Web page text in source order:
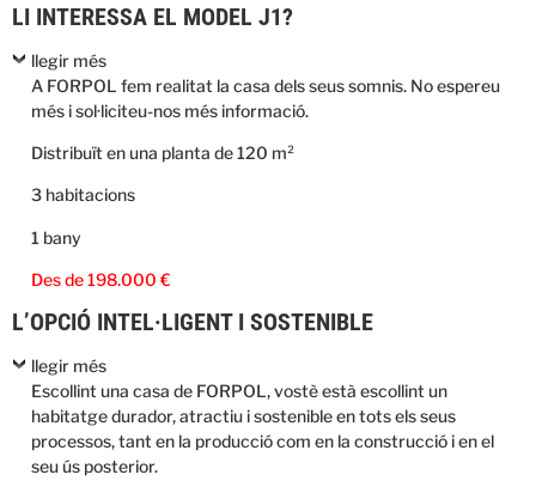
LI INTERESSA EL MODEL J1?
llegir més
A FORPOL fem realitat la casa dels seus somnis. No espereu
més i sol·liciteu-nos més informació.
Distribuït en una planta de 120 m²
3 habitacions
1 bany
Des de 198.000 €
L’OPCIÓ INTEL·LIGENT I SOSTENIBLE
llegir més
Escollint una casa de FORPOL, vostè està escollint un
habitatge durador, atractiu i sostenible en tots els seus
processos, tant en la producció com en la construcció i en el
seu ús posterior.